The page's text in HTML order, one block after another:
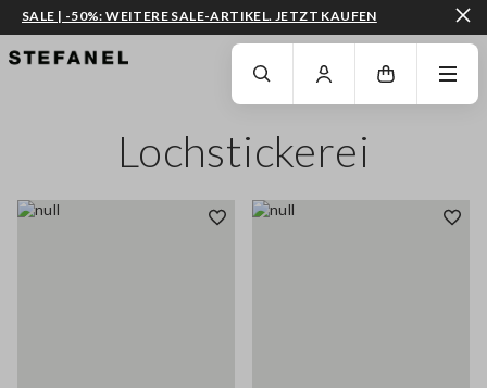
ZUM HAUPTINHALT SPRINGEN GEHEN SIE ZUM ENDE DER SEITE
SALE | -50%: WEITERE SALE-ARTIKEL. JETZT KAUFEN
Lochstickerei